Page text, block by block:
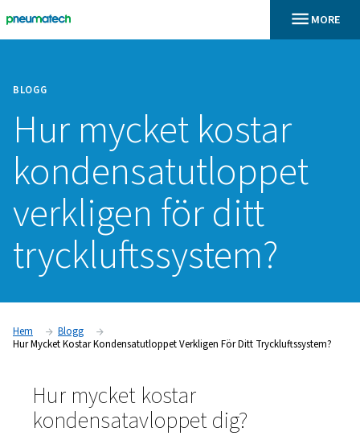
BLOGG
Hur mycket
verkligen för ditt
tryckluftssystem?
Hem
Blogg
Hur Mycket Kostar Kondensatutloppet Verkligen För Ditt